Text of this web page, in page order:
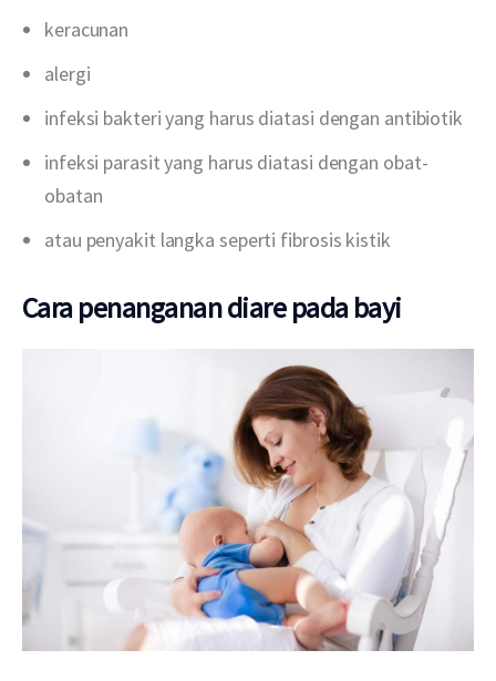
keracunan
alergi
infeksi bakteri yang harus diatasi dengan antibiotik
infeksi parasit yang harus diatasi dengan obat-
obatan
atau penyakit langka seperti fibrosis kistik
Cara penanganan diare pada bayi